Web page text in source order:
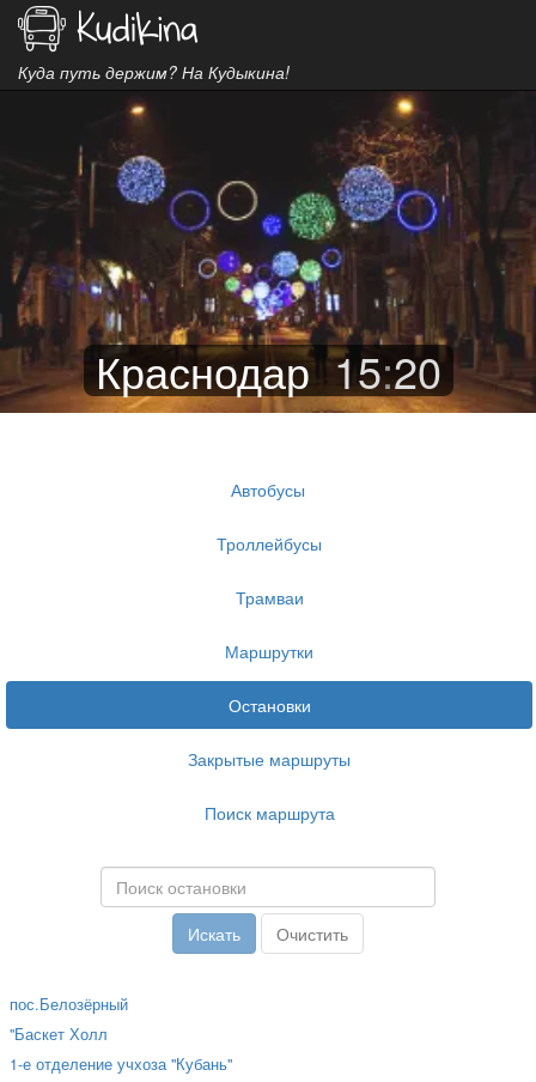
Куда путь держим? На Кудыкина!
Краснодар 15:20
Автобусы
Троллейбусы
Трамваи
Маршрутки
Остановки
Закрытые маршруты
Поиск маршрута
пос.Белозёрный
"Баскет Холл
1-е отделение учхоза "Кубань"